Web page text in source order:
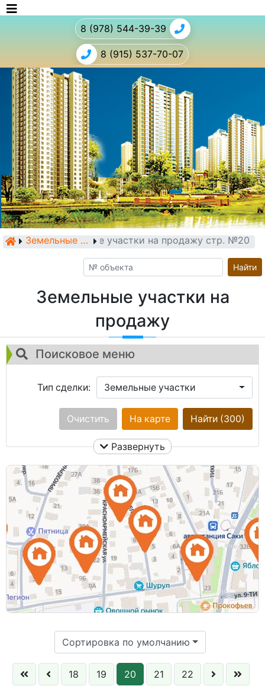
8 (978) 544-39-39
8 (915) 537-70-07
Земельные участки
Земельные участки на продажу стр. №20
Найти
Земельные участки на
продажу
Поисковое меню
Тип сделки: Земельные участки
Тип участка: Ничего не выбрано
Город: Ничего не выбрано
Сотки:
Улица: Ничего не выбрано
Цена:
Найти (300)
На карте
Очистить
Развернуть
Сортировка по умолчанию
18 19 20 21 22